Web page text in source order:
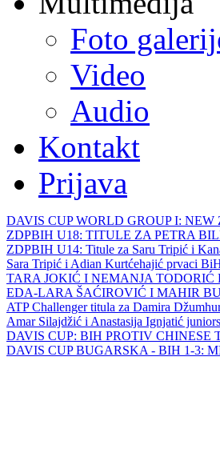
Foto
Video
Audio
Kontakt
Prijava
DAVIS CUP WORLD GROUP I:
ZDPBIH U18: TITULE ZA PETRA
ZDPBIH U14: Titule za Saru Tripić i
Sara Tripić i Adian Kurtćehajić prvaci
TARA JOKIĆ I NEMANJA TODORIĆ
EDA-LARA ŠAĆIROVIĆ I MAHIR
ATP Challenger titula za Damira
Amar Silajdžić i Anastasija Ignjatić
DAVIS CUP: BIH PROTIV CHINESE
DAVIS CUP BUGARSKA - BIH 1-3: